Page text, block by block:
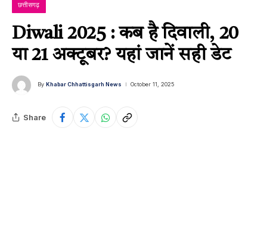
छत्तीसगढ़
Diwali 2025 : कब है दिवाली, 20
या 21 अक्टूबर? यहां जानें सही डेट
By Khabar Chhattisgarh News October 11, 2025
Share